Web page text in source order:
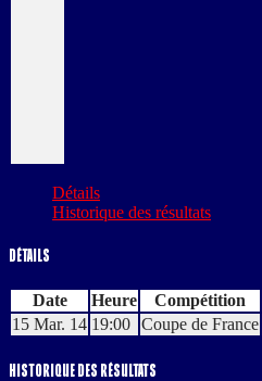
Détails
Historique des résultats
Détails
Date Heure Compétition
15 Mar. 14 19:00 Coupe de France
Historique des résultats